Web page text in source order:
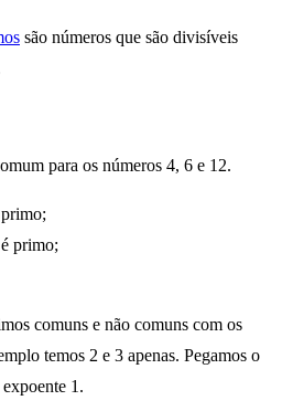
são números que são divisíveis
para os números 4, 6 e 12.
primo;
comuns e não comuns com os
temos 2 e 3 apenas. Pegamos o
1.